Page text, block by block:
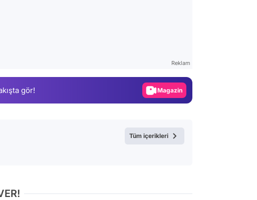
Reklam
gör! Magazin
Tüm içerikleri